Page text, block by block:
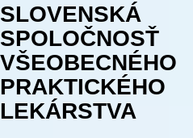
SLOVENSKÁ
SPOLOČNOSŤ
VŠEOBECNÉHO
PRAKTICKÉHO
LEKÁRSTVA